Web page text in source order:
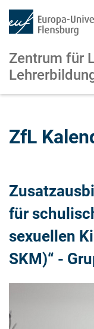
Zentrum für
ZfL
für
sexuellen
SKM)“ -